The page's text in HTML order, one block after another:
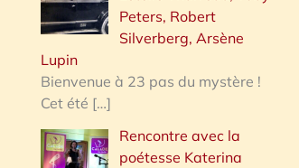
Peters, Robert
Silverberg, Arsène
Lupin
Bienvenue à 23 pas du mystère !
Cet été […]
Rencontre avec la
poétesse Katerina